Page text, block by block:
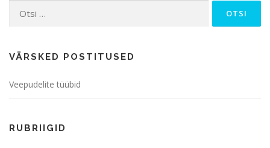
Otsi:
VÄRSKED POSTITUSED
Veepudelite tüübid
RUBRIIGID